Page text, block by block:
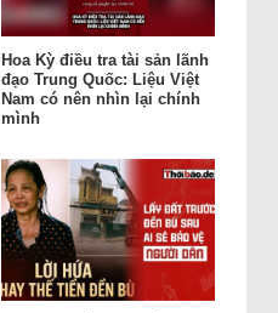
Hoa Kỳ điều tra tài sản lãnh
đạo Trung Quốc: Liệu Việt
Nam có nên nhìn lại chính
mình